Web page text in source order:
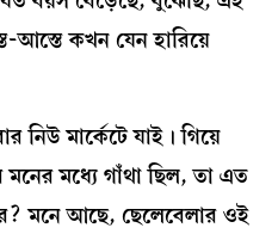
আস্তে কখন যেন হারিয়ে
মার্কেটে যাই। গিয়ে
মধ্যে গাঁথা ছিল, তা এত
মনে আছে, ছেলেবেলার ওই